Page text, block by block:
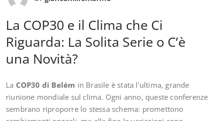
La COP30 e il Clima che Ci
Riguarda: La Solita Serie o C’è
una Novità?
La COP30 di Belém in Brasile è stata l’ultima, grande
riunione mondiale sul clima. Ogni anno, queste conferenze
sembrano riproporre lo stessa schema: promettono